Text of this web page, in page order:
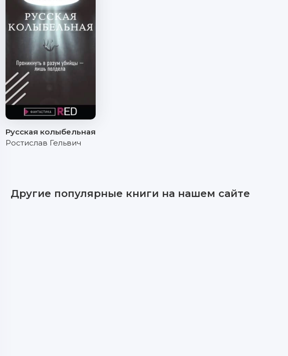
Русская колыбельная
Ростислав Гельвич
Другие популярные книги на нашем сайте